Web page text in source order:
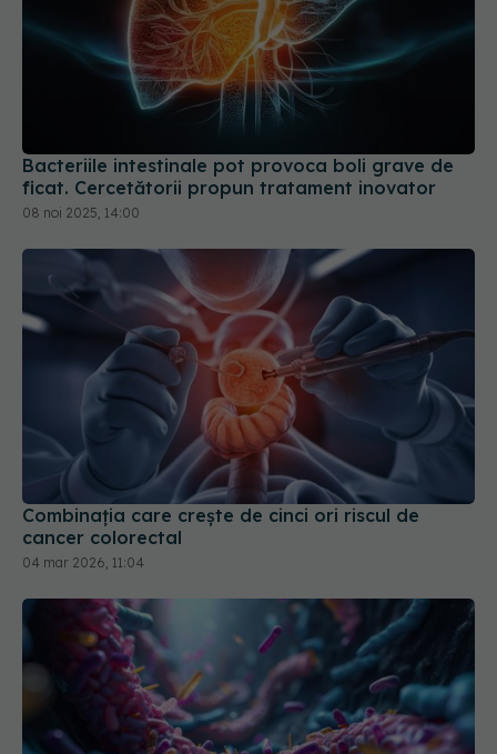
Bacteriile intestinale pot provoca boli grave de
08 noi 2025, 14:00
Combinația care crește de cinci ori riscul de
cancer colorectal
04 mar 2026, 11:04